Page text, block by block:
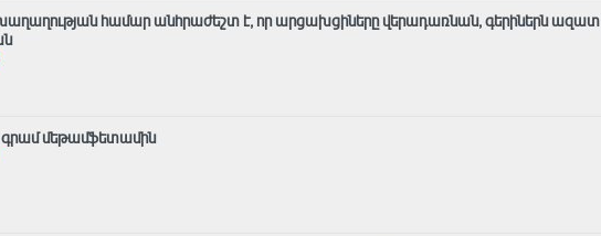
համար անհրաժեշտ է, որ արցախցիները վերադառնան, գերիներն ազատ
գրամ մեթամֆետամին